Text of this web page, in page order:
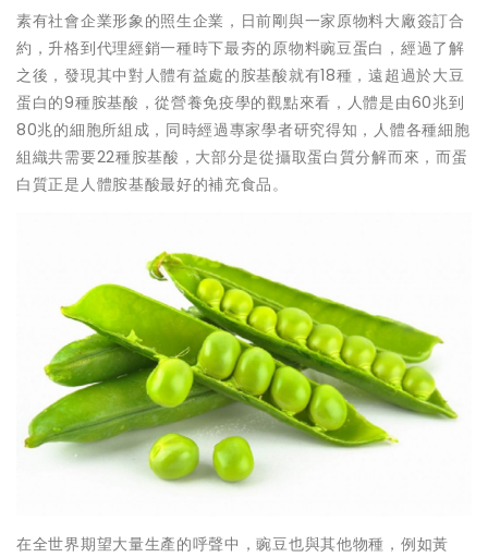
素有社會企業形象的照生企業，日前剛與一家原物料大廠簽訂合
約，升格到代理經銷一種時下最夯的原物料豌豆蛋白，經過了解
之後，發現其中對人體有益處的胺基酸就有18種，遠超過於大豆
蛋白的9種胺基酸，從營養免疫學的觀點來看，人體是由60兆到
80兆的細胞所組成，同時經過專家學者研究得知，人體各種細胞
組織共需要22種胺基酸，大部分是從攝取蛋白質分解而來，而蛋
白質正是人體胺基酸最好的補充食品。
在全世界期望大量生產的呼聲中，豌豆也與其他物種，例如黃